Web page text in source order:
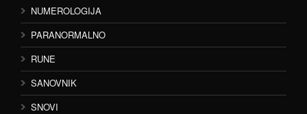
NUMEROLOGIJA
PARANORMALNO
RUNE
SANOVNIK
SNOVI